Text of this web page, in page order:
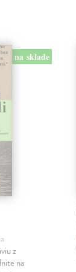
na sklade
z
na